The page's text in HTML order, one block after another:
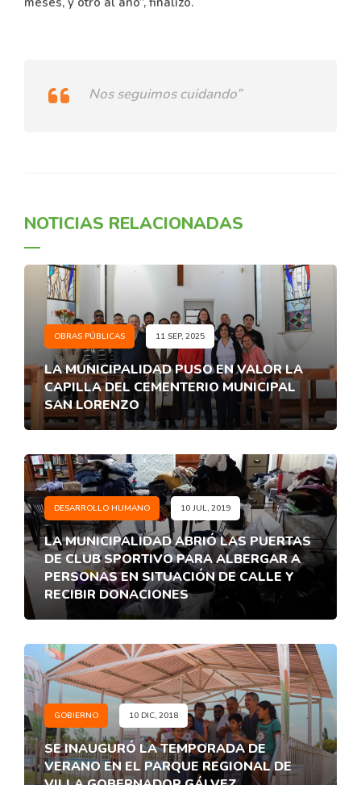
Nos seguimos cuidando”
NOTICIAS RELACIONADAS
OBRAS PÚBLICAS 11 SEP, 2025
LA MUNICIPALIDAD PUSO EN VALOR LA
CAPILLA DEL CEMENTERIO MUNICIPAL
SAN LORENZO
DESARROLLO HUMANO 10 JUL, 2019
LA MUNICIPALIDAD ABRIÓ LAS PUERTAS
DE CLUB SPORTIVO PARA ALBERGAR A
PERSONAS EN SITUACIÓN DE CALLE Y
RECIBIR DONACIONES
GOBIERNO 10 DIC, 2018
SE INAUGURÓ LA TEMPORADA DE
VERANO EN EL PARQUE REGIONAL DE